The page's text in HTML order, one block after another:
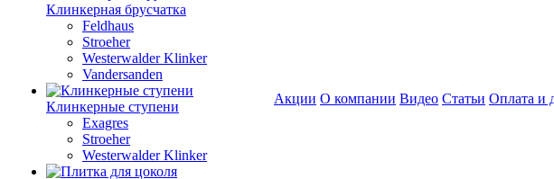
Клинкерная брусчатка
Feldhaus
Stroeher
Westerwalder Klinker
Vandersanden
Клинкерные ступени
Exagres
Stroeher
Westerwalder Klinker
Акции О компании Видео Статьи Оплата и